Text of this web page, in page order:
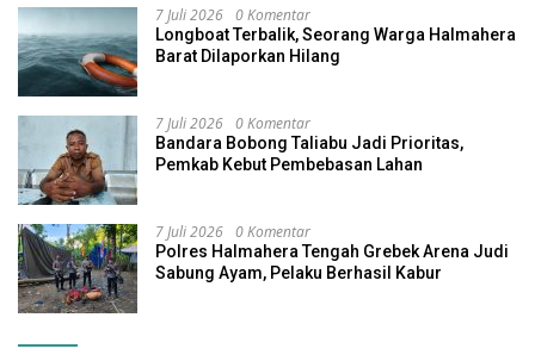
7 Juli 2026 0 Komentar
Longboat Terbalik, Seorang Warga Halmahera
Barat Dilaporkan Hilang
7 Juli 2026 0 Komentar
Bandara Bobong Taliabu Jadi Prioritas,
Pemkab Kebut Pembebasan Lahan
7 Juli 2026 0 Komentar
Polres Halmahera Tengah Grebek Arena Judi
Sabung Ayam, Pelaku Berhasil Kabur